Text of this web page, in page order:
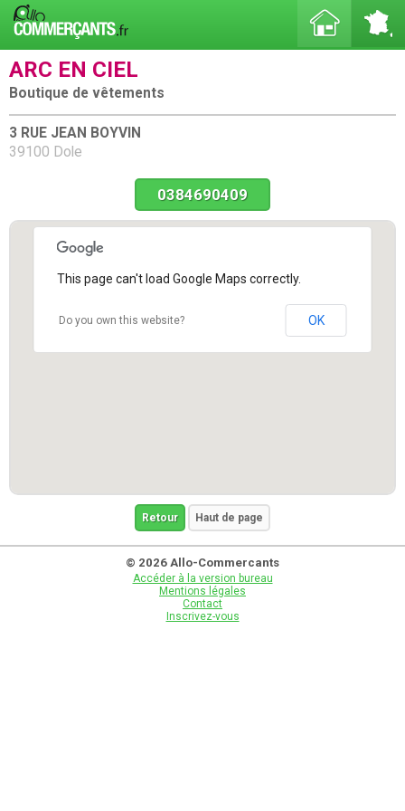
ARC EN CIEL
Boutique de vêtements
3 RUE JEAN BOYVIN
39100 Dole
0384690409
This page can't load Google Maps correctly.
Do you own this website? OK
Retour Haut de page
© 2026 Allo-Commercants
Accéder à la version bureau
Mentions légales
Contact
Inscrivez-vous